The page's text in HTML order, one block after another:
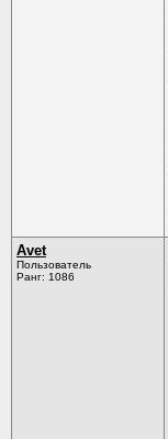
Avet
Пользователь
Ранг: 1086